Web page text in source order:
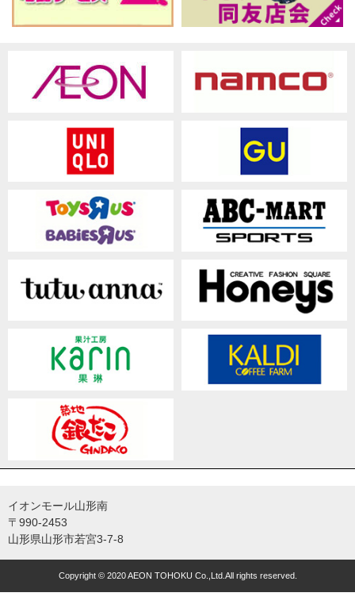
イオンモール山形南
〒990-2453
山形県山形市若宮3-7-8
Copyright © 2020 AEON TOHOKU Co.,Ltd.All rights reserved.